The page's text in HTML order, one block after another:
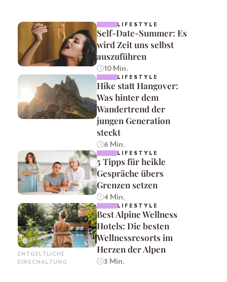
LIFESTYLE
Self-Date-Summer: Es
wird Zeit uns selbst
auszuführen
10 Min.
LIFESTYLE
Hike statt Hangover:
Was hinter dem
Wandertrend der
jungen Generation
steckt
6 Min.
LIFESTYLE
5 Tipps für heikle
Gespräche übers
Grenzen setzen
4 Min.
ENTGELTLICHE
EINSCHALTUNG
LIFESTYLE
Best Alpine Wellness
Hotels: Die besten
Wellnessresorts im
Herzen der Alpen
3 Min.